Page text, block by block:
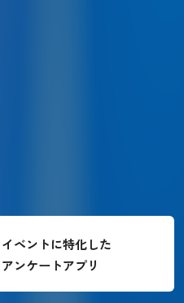
イベントに特化した
アンケートアプリ